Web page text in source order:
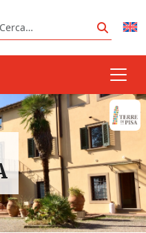
Cerca
Cerca